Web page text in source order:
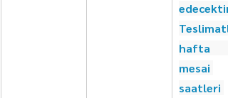
edecektir.
hafta
mesai
saatleri